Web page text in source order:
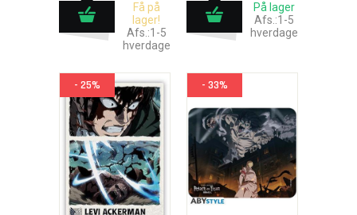
Få på
lager!
Afs.:1-5
hverdage
På lager
Afs.:1-5
hverdage
- 25% - 33%